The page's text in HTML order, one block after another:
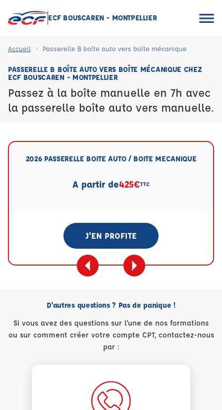
ECF BOUSCAREN - MONTPELLIER
Accueil Passerelle B boîte auto vers boîte mécanique
PASSERELLE B BOÎTE AUTO VERS BOÎTE MÉCANIQUE CHEZ
ECF BOUSCAREN - MONTPELLIER
Passez à la boîte manuelle en 7h avec
la passerelle boîte auto vers manuelle.
2026 PASSERELLE BOITE AUTO / BOITE MECANIQUE
A partir de425€TTC
J'EN PROFITE
D'autres questions ? Pas de panique !
Si vous avez des questions sur l'une de nos formations
ou sur comment créer votre compte CPT, contactez-nous
par :